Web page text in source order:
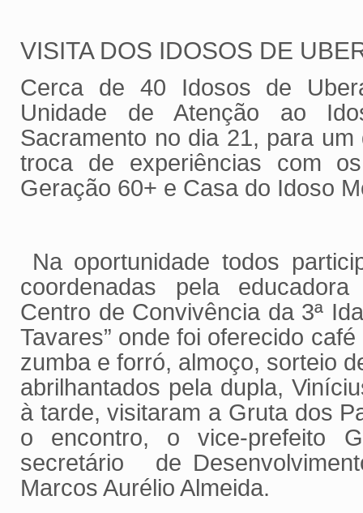
VISITA DOS IDOSOS DE
Cerca de 40 Idosos de
Unidade de Atenção ao
Sacramento no dia 21, para
troca de experiências com
Geração 60+ e Casa do Idoso
Na oportunidade todos
coordenadas pela
Centro de Convivência da 3ª
Tavares” onde foi oferecido
zumba e forró, almoço, sorteio
abrilhantados pela dupla,
à tarde, visitaram a Gruta dos
o encontro, o vice-prefeito
secretário de
Marcos Aurélio Almeida.